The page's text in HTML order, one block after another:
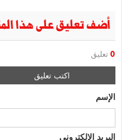
أضف تعليق على هذا
0 تعليق
اكتب تعليق
الإسم
البريد الإلكتروني